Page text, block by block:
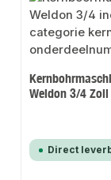
Weldon 3/4
Direct